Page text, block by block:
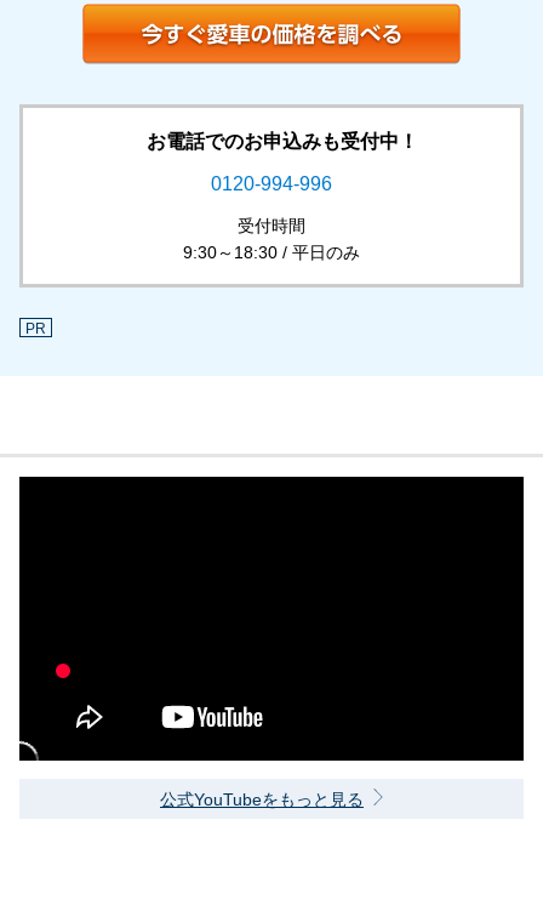
お電話でのお申込みも受付中！
0120-994-996
受付時間
9:30～18:30 / 平日のみ
PR
公式YouTubeをもっと見る